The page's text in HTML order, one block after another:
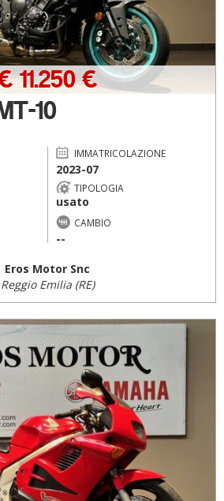
10
11.250 €
IMMATRICOLAZIONE
2023-07
TIPOLOGIA
usato
CAMBIO
--
Eros Motor Snc
Reggio Emilia (RE)